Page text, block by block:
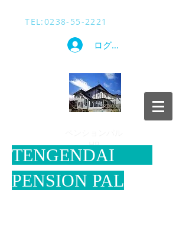
TEL​:0238-55-2221
ログイン
HP
​TENGENDAI
PENSION PAL